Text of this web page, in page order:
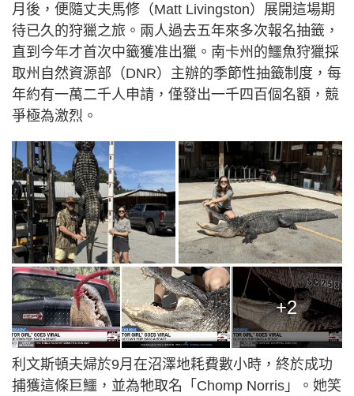
月後，便隨丈夫馬修（Matt Livingston）展開這場期
待已久的狩獵之旅。兩人過去五年來多次報名抽籤，
直到今年才首次中籤獲准出獵。南卡州的鱷魚狩獵採
取州自然資源部（DNR）主辦的季節性抽籤制度，每
年約有一萬二千人申請，僅發出一千四百個名額，競
爭極為激烈。
+2
利文斯頓夫婦於9月在沼澤地耗費數小時，終於成功
捕獲這條巨鱷，並為牠取名「Chomp Norris」。她笑